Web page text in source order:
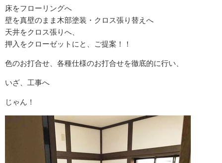
床をフローリングへ
壁を真壁のまま木部塗装・クロス張り替えへ
天井をクロス張りへ、
押入をクローゼットにと、ご提案！！
色のお打合せ、各種仕様のお打合せを徹底的に行い、
いざ、工事へ
じゃん！